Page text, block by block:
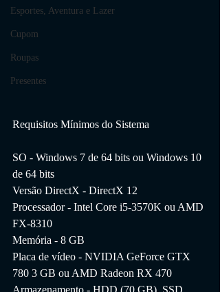
Esportes, Aventura e Lazer
Cupom
Roupas
Presentes
Requisitos Mínimos do Sistema
SO - Windows 7 de 64 bits ou Windows 10
de 64 bits
Versão DirectX - DirectX 12
Processador - Intel Core i5-3570K ou AMD
FX-8310
Memória - 8 GB
Placa de vídeo - NVIDIA GeForce GTX
780 3 GB ou AMD Radeon RX 470
Armazenamento - HDD (70 GB), SSD